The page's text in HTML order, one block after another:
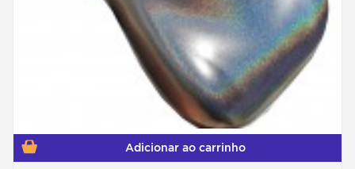
Adicionar ao carrinho